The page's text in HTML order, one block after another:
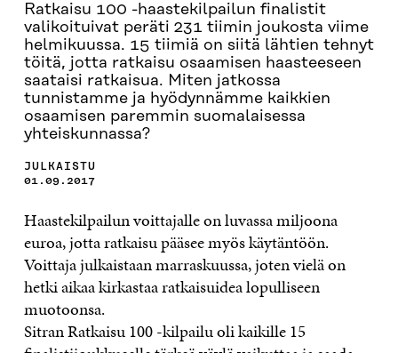
Ratkaisu 100 -haastekilpailun finalistit
valikoituivat peräti 231 tiimin joukosta viime
helmikuussa. 15 tiimiä on siitä lähtien tehnyt
töitä, jotta ratkaisu osaamisen haasteeseen
saataisi ratkaisua. Miten jatkossa
tunnistamme ja hyödynnämme kaikkien
osaamisen paremmin suomalaisessa
yhteiskunnassa?
JULKAISTU
01.09.2017
Haastekilpailun voittajalle on luvassa miljoona
euroa, jotta ratkaisu pääsee myös käytäntöön.
Voittaja julkaistaan marraskuussa, joten vielä on
hetki aikaa kirkastaa ratkaisuidea lopulliseen
muotoonsa.
Sitran Ratkaisu 100 -kilpailu oli kaikille 15